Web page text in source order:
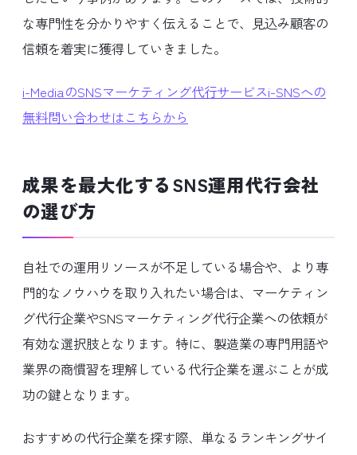
な専門性を分かりやすく伝えることで、見込み顧客の
信頼を着実に獲得していきました。
i-MediaのSNSマーケティング代行サービスi-SNSへの
無料問い合わせはこちらから
成果を最大化するSNS運用代行会社
の選び方
自社での運用リソースが不足している場合や、より専
門的なノウハウを取り入れたい場合は、マーケティン
グ代行企業やSNSマーケティング代行企業への依頼が
有効な選択肢となります。特に、製造業の専門用語や
業界の商慣習を理解している代行企業を選ぶことが成
功の鍵となります。
おすすめの代行企業を探す際、単なるランキングサイ